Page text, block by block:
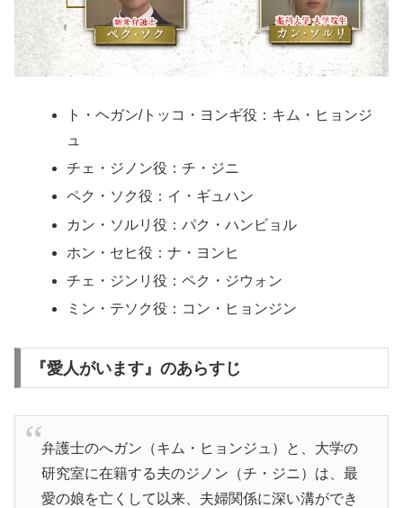
ト・ヘガン/トッコ・ヨンギ役：キム・ヒョンジ
ュ
チェ・ジノン役：チ・ジニ
ペク・ソク役：イ・ギュハン
カン・ソルリ役：パク・ハンビョル
ホン・セヒ役：ナ・ヨンヒ
チェ・ジンリ役：ペク・ジウォン
ミン・テソク役：コン・ヒョンジン
『愛人がいます』のあらすじ
弁護士のへガン（キム・ヒョンジュ）と、大学の
研究室に在籍する夫のジノン（チ・ジニ）は、最
愛の娘を亡くして以来、夫婦関係に深い溝ができ